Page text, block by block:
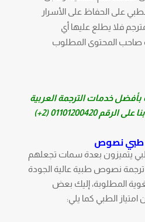
على الحفاظ على الأسرار
فلا يطلع عليها أي
صاحب المحتوى المطلوب
بأفضل خدمات الترجمة العربية
على الرقم01101200420 (2+)
طبي نصوص
يتميزون بعدة سمات تجعلهم
نصوص طبية عالية الجودة
المطلوبة، إليك بعض
الطبي كما يلي: